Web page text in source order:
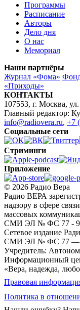
Программы
Расписание
Авторы
Дело дня
О нас
Мемориал
Наши партнёры
Журнал «Фома»
«Приходы»
КОНТАКТЫ
107553, г. Москва,
Главный редактор:
info@radiovera.ru, +7
Социальные сети
Стриминги
Приложение
© 2026 Радио Вера
Радио ВЕРА
надзору в сфере
массовых
СМИ ЭЛ № ФС 77 -
Сетевое издание
СМИ ЭЛ № ФС 77 —
Учредитель:
Информационный
«Вера, надежда,
Правовая
Политика в